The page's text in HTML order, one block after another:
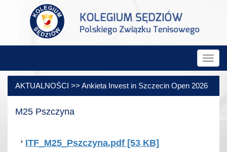
AKTUALNOŚCI >> Ankieta Invest in Szczecin Open 2026
M25 Pszczyna
ITF_M25_Pszczyna.pdf [53 KB]